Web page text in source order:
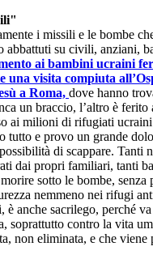
i missili e le bombe
abbattuti su civili, anziani,
ai bambini ucraini
una visita compiuta
a Roma, dove hanno
un braccio, l’altro è
ai milioni di rifugiati
tutto e provo un grande
di scappare. Tanti
dai propri familiari, tanti
sotto le bombe, senza
nemmeno nei rifugi
è anche sacrilego, perché
soprattutto contro la vita
non eliminata, e che viene